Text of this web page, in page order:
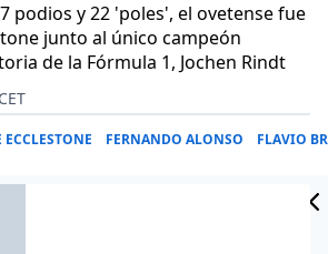
podios y 22 'poles', el ovetense fue
junto al único campeón
de la Fórmula 1, Jochen Rindt
ECCLESTONE FERNANDO ALONSO FLAVIO